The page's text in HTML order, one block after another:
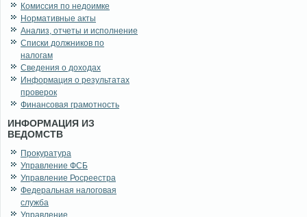
Комиссия по недоимке
Нормативные акты
Анализ, отчеты и исполнение
Списки должников по
налогам
Сведения о доходах
Информация о результатах
проверок
Финансовая грамотность
ИНФОРМАЦИЯ ИЗ
ВЕДОМСТВ
Прокуратура
Управление ФСБ
Управление Росреестра
Федеральная налоговая
служба
Управление